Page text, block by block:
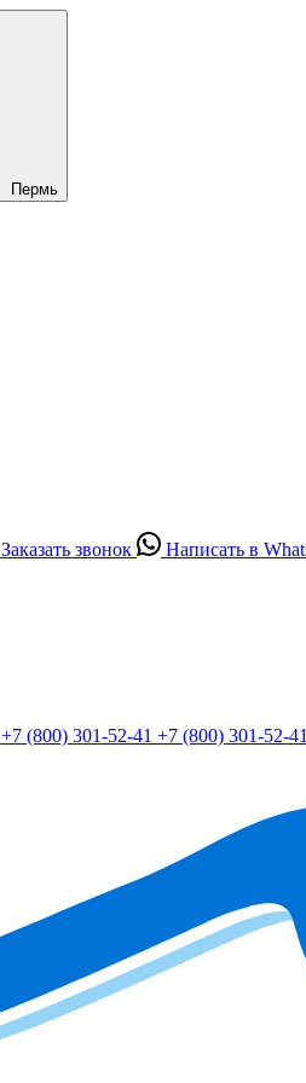
Пермь
Заказать звонок Написать в
+7 (800) 301-52-41 +7 (800) 301-52-41